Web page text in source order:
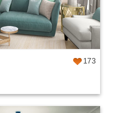
173